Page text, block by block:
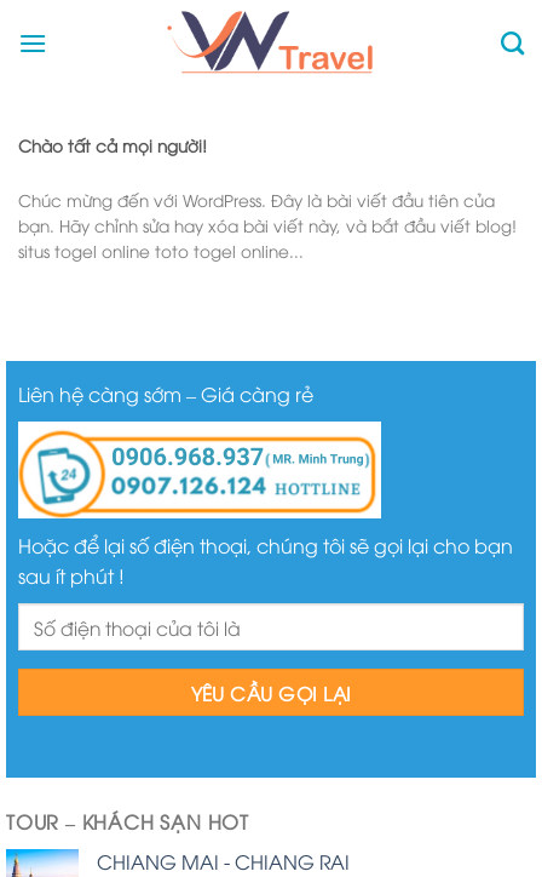
Chào tất cả mọi người!
Chúc mừng đến với WordPress. Đây là bài viết đầu tiên của
bạn. Hãy chỉnh sửa hay xóa bài viết này, và bắt đầu viết blog!
situs togel online toto togel online...
Liên hệ càng sớm – Giá càng rẻ
Hoặc để lại số điện thoại, chúng tôi sẽ gọi lại cho bạn
sau ít phút !
TOUR – KHÁCH SẠN HOT
CHIANG MAI - CHIANG RAI